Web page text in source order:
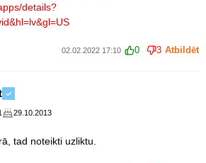
details?
02.02.2022 17:10 0 3 Atbildēt
29.10.2013
tad noteikti uzliktu.